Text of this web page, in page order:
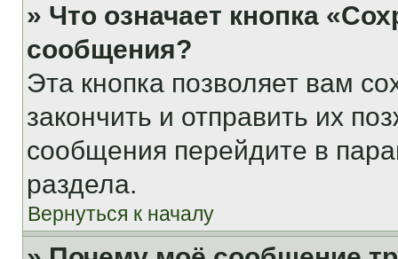
» Что означает кнопка
сообщения?
Эта кнопка позволяет вам
закончить и отправить их
сообщения перейдите в
раздела.
Вернуться к началу